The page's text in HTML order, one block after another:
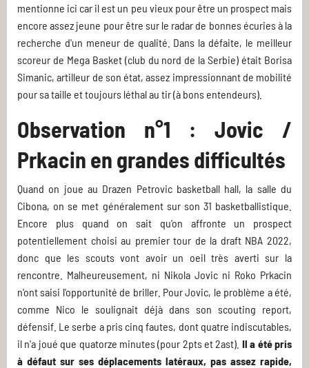
mentionne ici car il est un peu vieux pour être un prospect mais
encore assez jeune pour être sur le radar de bonnes écuries à la
recherche d'un meneur de qualité. Dans la défaite, le meilleur
scoreur de Mega Basket (club du nord de la Serbie) était Borisa
Simanic, artilleur de son état, assez impressionnant de mobilité
pour sa taille et toujours léthal au tir (à bons entendeurs).
Observation n°1 : Jovic /
Prkacin en grandes difficultés
Quand on joue au Drazen Petrovic basketball hall, la salle du
Cibona, on se met généralement sur son 31 basketballistique.
Encore plus quand on sait qu'on affronte un prospect
potentiellement choisi au premier tour de la draft NBA 2022,
donc que les scouts vont avoir un oeil très averti sur la
rencontre. Malheureusement, ni Nikola Jovic ni Roko Prkacin
n'ont saisi l'opportunité de briller. Pour Jovic, le problème a été,
comme Nico le soulignait déjà dans son scouting report,
défensif. Le serbe a pris cinq fautes, dont quatre indiscutables,
il n'a joué que quatorze minutes (pour 2pts et 2ast). Il a été pris
à défaut sur ses déplacements latéraux, pas assez rapide,